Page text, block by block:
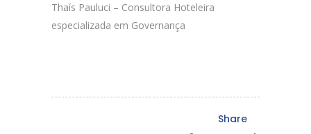
Thaís Pauluci – Consultora Hoteleira
especializada em Governança
Share